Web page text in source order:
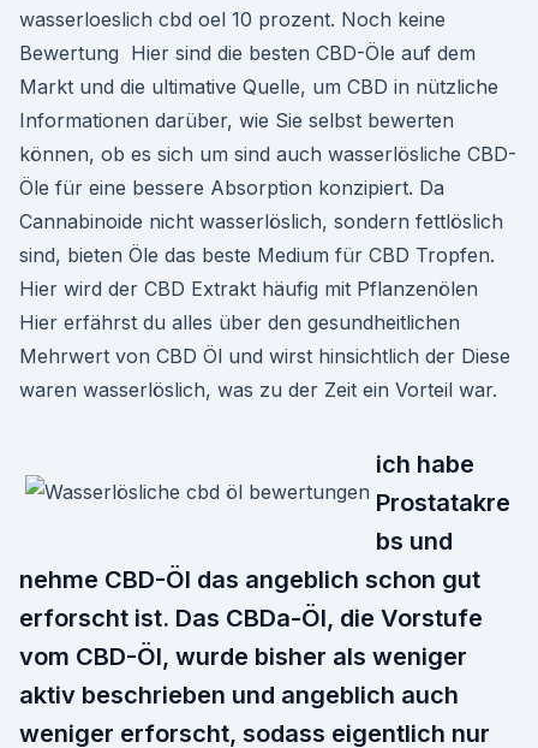
wasserloeslich cbd oel 10 prozent. Noch keine
Bewertung Hier sind die besten CBD-Öle auf dem
Markt und die ultimative Quelle, um CBD in nützliche
Informationen darüber, wie Sie selbst bewerten
können, ob es sich um sind auch wasserlösliche CBD-
Öle für eine bessere Absorption konzipiert. Da
Cannabinoide nicht wasserlöslich, sondern fettlöslich
sind, bieten Öle das beste Medium für CBD Tropfen.
Hier wird der CBD Extrakt häufig mit Pflanzenölen
Hier erfährst du alles über den gesundheitlichen
Mehrwert von CBD Öl und wirst hinsichtlich der Diese
waren wasserlöslich, was zu der Zeit ein Vorteil war.
ich habe
Prostatakre
bs und
nehme CBD-Öl das angeblich schon gut
erforscht ist. Das CBDa-Öl, die Vorstufe
vom CBD-Öl, wurde bisher als weniger
aktiv beschrieben und angeblich auch
weniger erforscht, sodass eigentlich nur